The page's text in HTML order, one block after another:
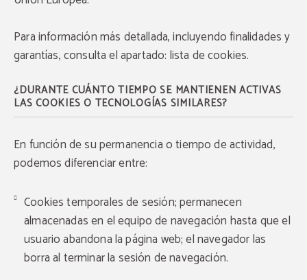
Para información más detallada, incluyendo finalidades y
garantías, consulta el apartado: lista de cookies.
¿DURANTE CUÁNTO TIEMPO SE MANTIENEN ACTIVAS
LAS COOKIES O TECNOLOGÍAS SIMILARES?
En función de su permanencia o tiempo de actividad,
podemos diferenciar entre:
Cookies temporales de sesión; permanecen
almacenadas en el equipo de navegación hasta que el
usuario abandona la página web; el navegador las
borra al terminar la sesión de navegación.
digital de Club Preferente con validez al hacer
check-in o reservar eventos.
La disponibilidad depende de la ocupación del
VER MÁS
¡No te lo pierdas!